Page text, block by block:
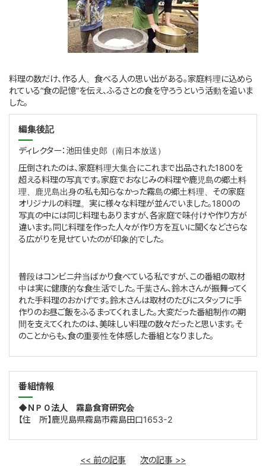
料理の数だけ、作る人、食べる人の思い出がある。家庭料理に込めら
れている”食の記憶”を伝え、ふるさとの食を守ろうという活動を追いま
した。
編集後記
ディレクター：池田佳史郎（南日本放送）
圧倒されたのは、家庭料理大集合にこれまで出品された1800を
超える料理の写真です。家庭でおなじみの料理や鹿児島の郷土料
理、鹿児島出身の私も知らなかった霧島の郷土料理、その家庭
オリジナルの料理。実に様々な料理が並んでいました。1800の
写真の中には同じ料理もありますが、各家庭で味付けや作り方が
違います。同じ料理を作った人々が作り方を互いに聞くなどさらな
る広がりを見せていたのが印象的でした。
普段はコンビニ弁当ばかり食べている私ですが、この番組の取材
中は実に健康的な食生活でした。千葉さん、鈴木さんが振舞ってく
れた手料理のおかげです。鈴木さんは取材のたびにスタッフに手
作りのお昼ご飯をふるまってくれました。大変だった番組制作の期
間を支えてくれたのは、美味しい料理の数々だったと思います。そ
のことからも、食の重要性を体感した番組となりました。
番組情報
◆ＮＰＯ法人 霧島食育研究会
【住 所】鹿児島県霧島市霧島田口1653-2
<< 前の記事 次の記事 >>